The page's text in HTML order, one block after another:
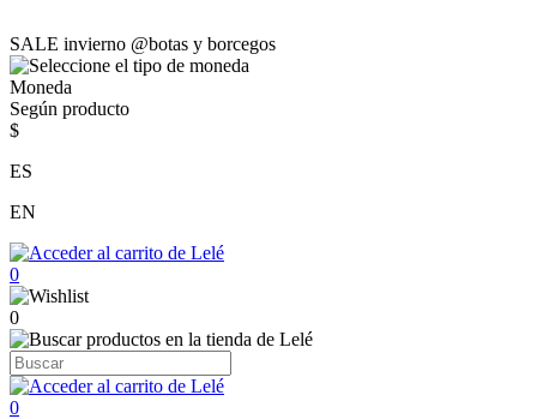
SALE invierno @botas y borcegos
Moneda
Según producto
$
ES
EN
0
0
0